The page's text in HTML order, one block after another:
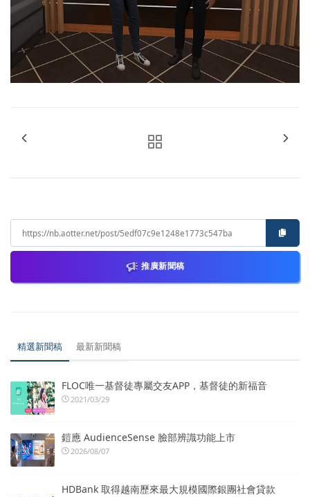
推廣新聞稿
精選新聞稿 最新新聞稿
FLOC唯一基督徒專屬交友APP，基督徒的新福音
2021/03/29
鎧應 AudienceSense 臉部辨識功能上市
2026/08/07
HDBank 取得越南歷來最大規模國際銀團社會貸款